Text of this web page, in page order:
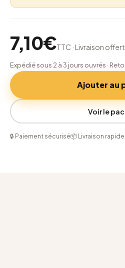
7,10€TTC · Livraison
Expédié sous 2 à 3 jours ouvrés ·
Ajouter au
Voir le
🔒 Paiement sécurisé📦 Livraison rapide